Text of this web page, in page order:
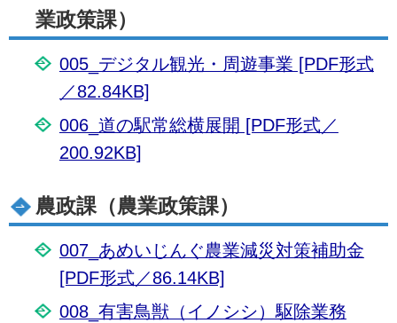
業政策課）
005_デジタル観光・周遊事業 [PDF形式
／82.84KB]
006_道の駅常総横展開 [PDF形式／
200.92KB]
農政課（農業政策課）
007_あめいじんぐ農業減災対策補助金
[PDF形式／86.14KB]
008_有害鳥獣（イノシシ）駆除業務